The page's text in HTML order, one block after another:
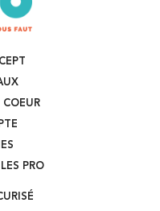
COEUR
PRO